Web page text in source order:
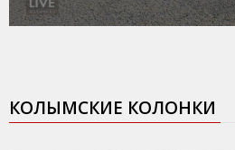
КОЛЫМСКИЕ КОЛОНКИ